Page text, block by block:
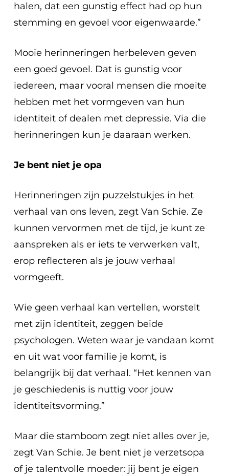
halen, dat een gunstig effect had op hun
stemming en gevoel voor eigenwaarde.”
Mooie herinneringen herbeleven geven
een goed gevoel. Dat is gunstig voor
iedereen, maar vooral mensen die moeite
hebben met het vormgeven van hun
identiteit of dealen met depressie. Via die
herinneringen kun je daaraan werken.
Je bent niet je opa
Herinneringen zijn puzzelstukjes in het
verhaal van ons leven, zegt Van Schie. Ze
kunnen vervormen met de tijd, je kunt ze
aanspreken als er iets te verwerken valt,
erop reflecteren als je jouw verhaal
vormgeeft.
Wie geen verhaal kan vertellen, worstelt
met zijn identiteit, zeggen beide
psychologen. Weten waar je vandaan komt
en uit wat voor familie je komt, is
belangrijk bij dat verhaal. “Het kennen van
je geschiedenis is nuttig voor jouw
identiteitsvorming.”
Maar die stamboom zegt niet alles over je,
zegt Van Schie. Je bent niet je verzetsopa
of je talentvolle moeder: jij bent je eigen